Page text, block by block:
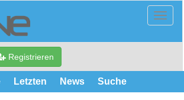
Registrieren
Letzten News Suche